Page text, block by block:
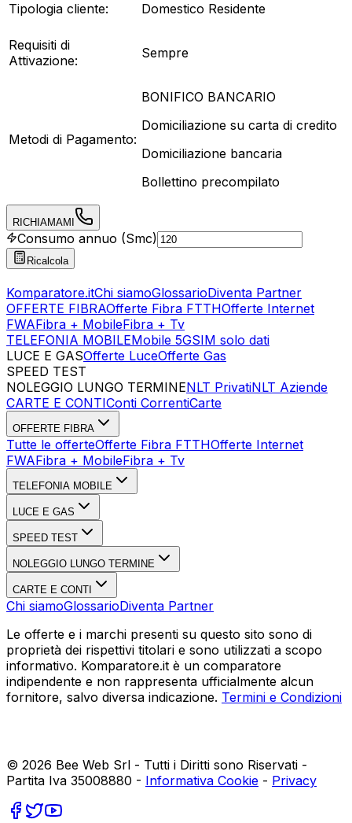
Tipologia cliente: Domestico Residente
Requisiti di
Attivazione:
Sempre
Metodi di Pagamento:
BONIFICO BANCARIO
Domiciliazione su carta di credito
Domiciliazione bancaria
Bollettino precompilato
RICHIAMAMI
Consumo annuo (Smc)
Ricalcola
Komparatore.itChi siamoGlossarioDiventa Partner
OFFERTE FIBRAOfferte Fibra FTTHOfferte Internet
FWAFibra + MobileFibra + Tv
TELEFONIA MOBILEMobile 5GSIM solo dati
LUCE E GASOfferte LuceOfferte Gas
SPEED TEST
NOLEGGIO LUNGO TERMINENLT PrivatiNLT Aziende
CARTE E CONTIConti CorrentiCarte
OFFERTE FIBRA
Tutte le offerteOfferte Fibra FTTHOfferte Internet
FWAFibra + MobileFibra + Tv
TELEFONIA MOBILE
LUCE E GAS
SPEED TEST
NOLEGGIO LUNGO TERMINE
CARTE E CONTI
Chi siamoGlossarioDiventa Partner
Le offerte e i marchi presenti su questo sito sono di
proprietà dei rispettivi titolari e sono utilizzati a scopo
informativo. Komparatore.it è un comparatore
indipendente e non rappresenta ufficialmente alcun
fornitore, salvo diversa indicazione. Termini e Condizioni
© 2026 Bee Web Srl - Tutti i Diritti sono Riservati -
Partita Iva 35008880 - Informativa Cookie - Privacy